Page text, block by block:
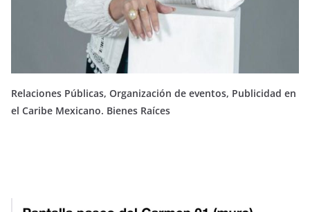
Relaciones Públicas, Organización de eventos, Publicidad en
el Caribe Mexicano. Bienes Raíces